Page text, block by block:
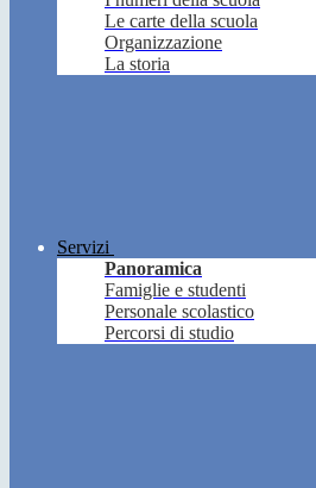
Le carte della scuola
Organizzazione
La storia
Servizi
Panoramica
Famiglie e studenti
Personale scolastico
Percorsi di studio